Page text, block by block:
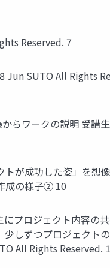
Reserved. 7
SUTO All Rights
らワークの説明 受
が成功した姿」を
成の様子② 10
プロジェクト内容の
しずつプロジェク
All Rights Reserved.